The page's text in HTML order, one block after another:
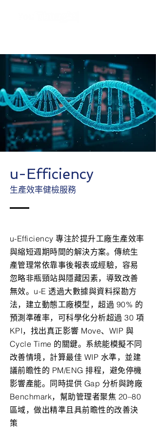
u-Efficiency
生產效率健檢服務
u-Efficiency 專注於提升工廠生產效率
與縮短週期時間的解決方案。傳統生
產管理常依靠事後報表或經驗，容易
忽略非瓶頸站與隱藏因素，導致改善
無效。u-E 透過大數據與資料探勘方
法，建立動態工廠模型，超過 90% 的
預測準確率，可科學化分析超過 30 項
KPI，找出真正影響 Move、WIP 與
Cycle Time 的關鍵。系統能模擬不同
改善情境，計算最佳 WIP 水準，並建
議前瞻性的 PM/ENG 排程，避免停機
影響產能。同時提供 Gap 分析與跨廠
Benchmark，幫助管理者聚焦 20–80
區域，做出精準且具前瞻性的改善決
策